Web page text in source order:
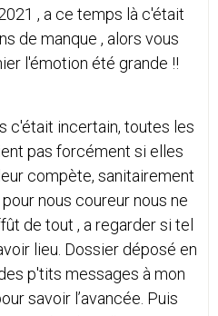
, a ce temps là c'était
de manque , alors vous
l'émotion été grande !!
c'était incertain, toutes les
pas forcément si elles
compète, sanitairement
nous coureur nous ne
de tout , a regarder si tel
lieu. Dossier déposé en
p'tits messages à mon
savoir l’avancée. Puis